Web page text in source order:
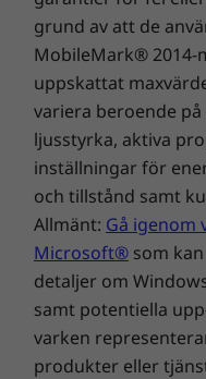
Dubbla
Med allt-i-ett-
inte glömma dina
din bärbara dator
bärbara dator till
C-port för att få
bättre blid och
tangentbord och
laddar din
skärmen via
bland dina
en stor skärm.
grund av att de
MobileMark® 2014-
uppskattat
variera beroende
ljusstyrka, aktiva
inställningar för
och tillstånd samt
Allmänt: Gå
Microsoft® som
detaljer om
samt potentiella
varken
produkter eller